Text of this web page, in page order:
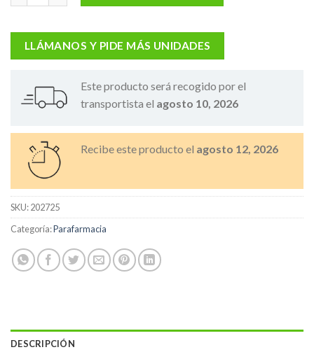
LLÁMANOS Y PIDE MÁS UNIDADES
Este producto será recogido por el
transportista el agosto 10, 2026
Recibe este producto el agosto 12, 2026
SKU:202725
Categoría:Parafarmacia
DESCRIPCIÓN